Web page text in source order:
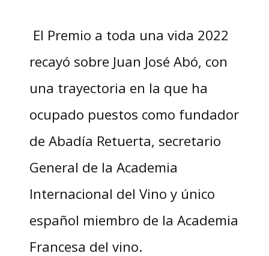
El Premio a toda una vida 2022
recayó sobre Juan José Abó, con
una trayectoria en la que ha
ocupado puestos como fundador
de Abadía Retuerta, secretario
General de la Academia
Internacional del Vino y único
español miembro de la Academia
Francesa del vino.